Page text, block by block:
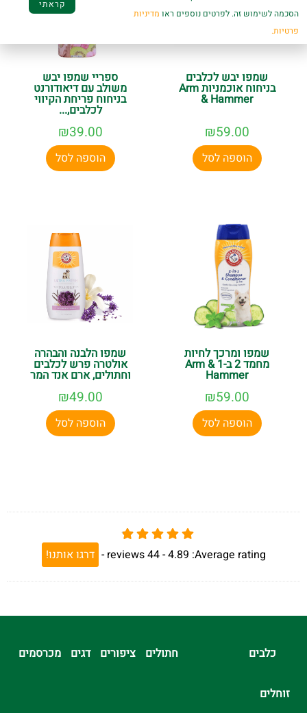
שמפו יבש לכלבים
בניחוח אוכמניות Arm
& Hammer
₪59.00
הוספה לסל
ספריי שמפו יבש
משולב עם דיאודורנט
בניחוח פריחת הקיווי
לכלבים,...
₪39.00
הוספה לסל
שמפו ומרכך לחיות
מחמד 2 ב-1 Arm &
Hammer
₪59.00
הוספה לסל
שמפו הלבנה והבהרה
אולטרה פרש לכלבים
וחתולים, ארם אנד המר
₪49.00
הוספה לסל
Average rating:
4.89 -
44
reviews
- דרגו אותנו!
כלבים חתולים ציפורים דגים מכרסמים
זוחלים
הסכמה לשימוש זה. לפרטים נוספים ראו מדיניות
פרטיות.
קראתי